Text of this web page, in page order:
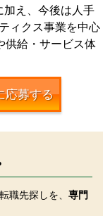
加え、今後は人手
ィクス事業を中心
供給・サービス体
応募する
職先探しを、 専門